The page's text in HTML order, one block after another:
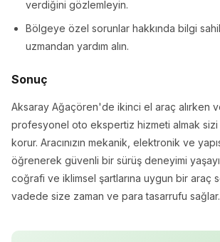
verdiğini gözlemleyin.
Bölgeye özel sorunlar hakkında bilgi
uzmandan yardım alın.
Sonuç
Aksaray Ağaçören'de ikinci el araç alırken
profesyonel oto ekspertiz hizmeti almak sizi
korur. Aracınızın mekanik, elektronik ve
öğrenerek güvenli bir sürüş deneyimi
coğrafi ve iklimsel şartlarına uygun bir araç
vadede size zaman ve para tasarrufu sağlar.